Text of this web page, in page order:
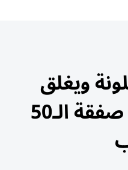
ويغلق
باب ريال مدريد.. صفقة الـ50